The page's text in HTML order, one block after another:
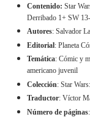
Contenido: Star
Derribado 1+ SW
Autores: Salvador
Editorial: Planeta
Temática: Cómic y
americano juvenil
Colección: Star
Traductor: Víctor
Número de páginas